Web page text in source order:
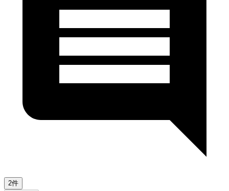
2件